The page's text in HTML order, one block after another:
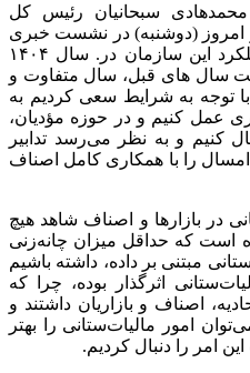
سبحانیان رئیس کل
امروز (دوشنبه) در نشست خبری
با اصحاب رسانه در رابطه با عملکرد این سازمان در. سال ۱۴۰۴
سال های قبل، سال متفاوت و
توجه به شرایط سعی کردیم به
عمل کنیم و در حوزه مؤدیان،
کنیم و به نظر می‌رسد تدابیر
امسال را با همکاری کامل اصناف
در بازارها و اصناف شاهد هیچ
است که حداقل میزان چانه‌زنی
مبتنی بر داده، داشته باشیم
اثرگذار بوده، چرا که
اصناف و بازاریان داشتند و
امور مالیات‌ستانی را بهتر
امر را دنبال کردیم.